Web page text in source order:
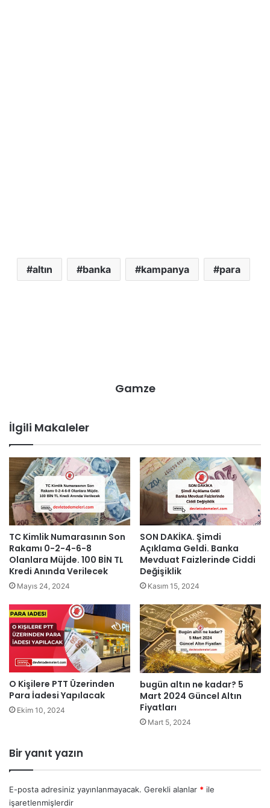
altın banka kampanya para
Gamze
İlgili Makaleler
TC Kimlik Numarasının Son
Rakamı 0-2-4-6-8
Olanlara Müjde. 100 BİN TL
Kredi Anında Verilecek
Mayıs 24, 2024
SON DAKİKA. Şimdi
Açıklama Geldi. Banka
Mevduat Faizlerinde Ciddi
Değişiklik
Kasım 15, 2024
O Kişilere PTT Üzerinden
Para İadesi Yapılacak
Ekim 10, 2024
bugün altın ne kadar? 5
Mart 2024 Güncel Altın
Fiyatları
Mart 5, 2024
Bir yanıt yazın
E-posta adresiniz yayınlanmayacak. Gerekli alanlar * ile
işaretlenmişlerdir